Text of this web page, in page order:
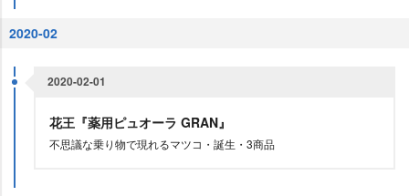
2020-02
2020-02-01
花王『薬用ピュオーラ GRAN』
不思議な乗り物で現れるマツコ・誕生・3商品